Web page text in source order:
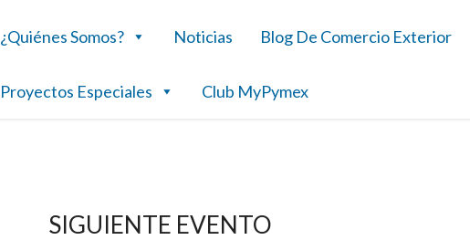
¿Quiénes Somos? Noticias Blog De Comercio Exterior
Proyectos Especiales Club MyPymex
SIGUIENTE EVENTO